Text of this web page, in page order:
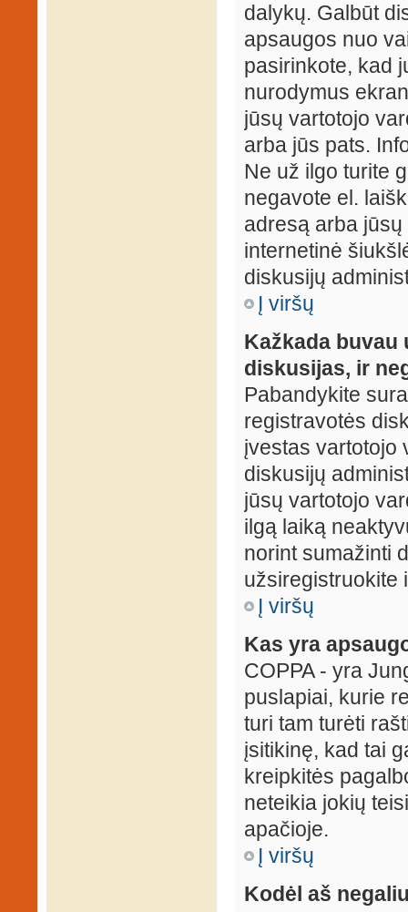
dalykų. Galbūt
apsaugos nuo
pasirinkote, kad
nurodymus
jūsų vartotojo
arba jūs pats.
Ne už ilgo turite
negavote el.
adresą arba
internetinė
diskusijų
Į viršų
Kažkada buvau
diskusijas, ir
Pabandykite
registravotės
įvestas vartotojo
diskusijų
jūsų vartotojo
ilgą laiką
norint sumažinti
užsiregistruokite
Į viršų
Kas yra
COPPA - yra
puslapiai, kurie
turi tam turėti
įsitikinę, kad tai
kreipkitės
neteikia jokių
apačioje.
Į viršų
Kodėl aš